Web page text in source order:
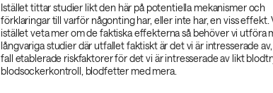
Istället tittar studier likt den här på potentiella mekanismer och
förklaringar till varför någonting har, eller inte har, en viss effekt.
istället veta mer om de faktiska effekterna så behöver vi utföra
långvariga studier där utfallet faktiskt är det vi är intresserade av,
fall etablerade riskfaktorer för det vi är intresserade av likt
blodsockerkontroll, blodfetter med mera.